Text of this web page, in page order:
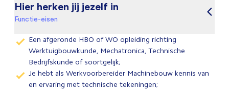
Hier herken jij jezelf in
Functie-eisen
Een afgeronde HBO of WO opleiding richting
Werktuigbouwkunde, Mechatronica, Technische
Bedrijfskunde of soortgelijk;
Je hebt als Werkvoorbereider Machinebouw kennis van
en ervaring met technische tekeningen;